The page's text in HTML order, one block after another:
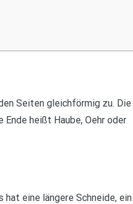
Seiten gleichförmig zu. Die
heißt Haube, Oehr oder
eine längere Schneide, ein